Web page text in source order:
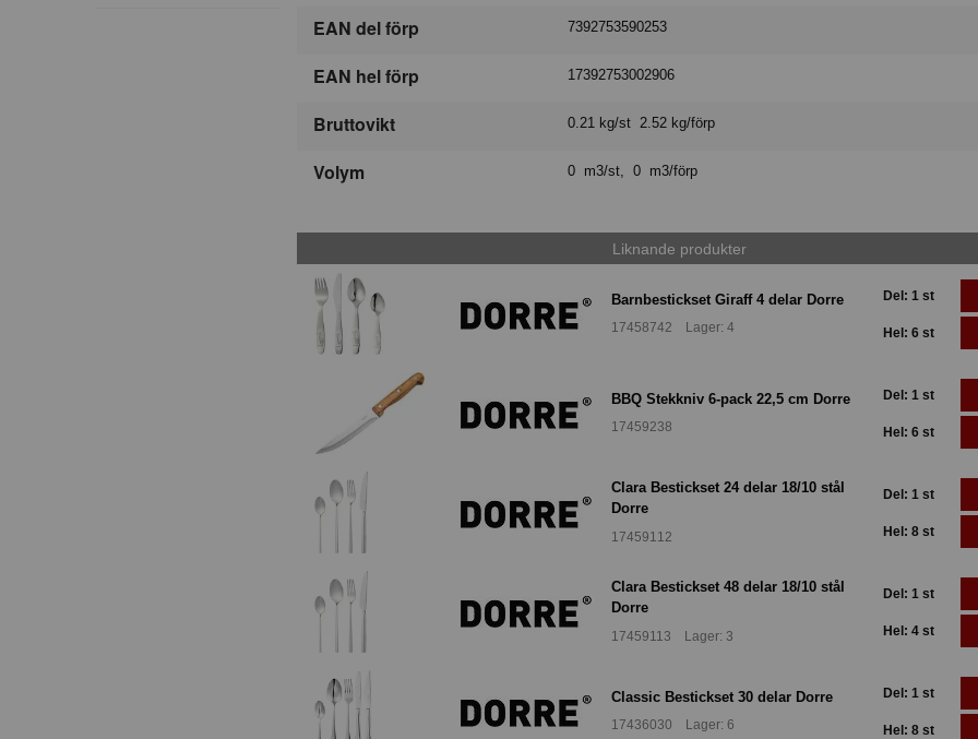
EAN del förp 7392753590253
EAN hel förp 17392753002906
Bruttovikt 0.21 kg/st 2.52 kg/förp
Volym 0 m3/st, 0 m3/förp
Liknande produkter
Barnbestickset Giraff 4 delar Dorre
17458742 Lager: 4
Del: 1 st
Hel: 6 st
BBQ Stekkniv 6-pack 22,5 cm Dorre
17459238
Del: 1 st
Hel: 6 st
Clara Bestickset 24 delar 18/10 stål
Dorre
17459112
Del: 1 st
Hel: 8 st
Clara Bestickset 48 delar 18/10 stål
Dorre
17459113 Lager: 3
Del: 1 st
Hel: 4 st
Classic Bestickset 30 delar Dorre
17436030 Lager: 6
Del: 1 st
Hel: 8 st